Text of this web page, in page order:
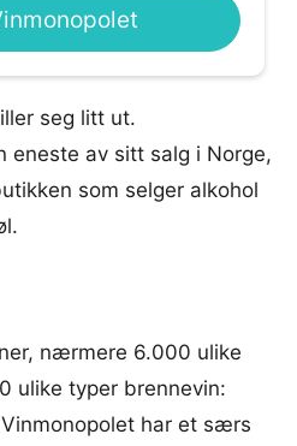
seg litt ut.
eneste av sitt salg i Norge,
som selger alkohol
nærmere 6.000 ulike
ulike typer brennevin:
har et særs